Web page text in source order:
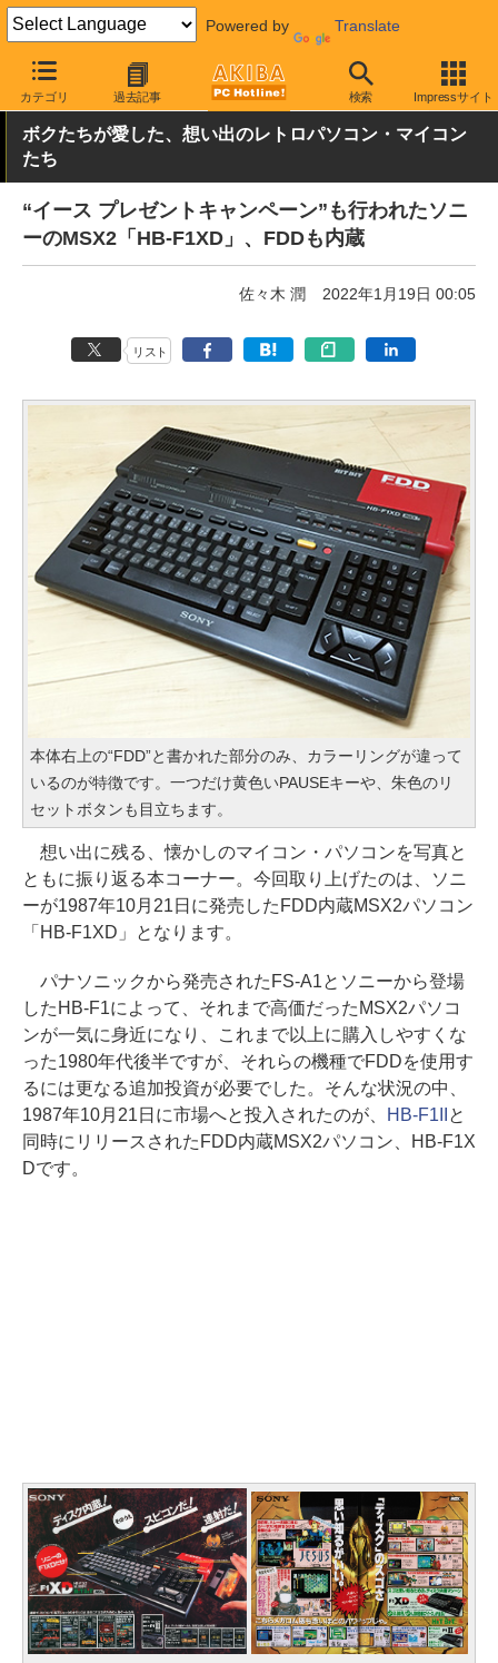
Powered by Translate
カテゴリ 過去記事 検索 Impressサイト
AKIBA PC Hotline! PC本体・ソフト その他
ボクたちが愛した、想い出のレトロパソコン・マイコン
たち
“イース プレゼントキャンペーン”も行われたソニ
ーのMSX2「HB-F1XD」、FDDも内蔵
佐々木 潤 2022年1月19日 00:05
リスト
本体右上の“FDD”と書かれた部分のみ、カラーリングが違って
いるのが特徴です。一つだけ黄色いPAUSEキーや、朱色のリ
セットボタンも目立ちます。
想い出に残る、懐かしのマイコン・パソコンを写真と
ともに振り返る本コーナー。今回取り上げたのは、ソニ
ーが1987年10月21日に発売したFDD内蔵MSX2パソコン
「HB-F1XD」となります。
パナソニックから発売されたFS-A1とソニーから登場
したHB-F1によって、それまで高価だったMSX2パソコ
ンが一気に身近になり、これまで以上に購入しやすくな
った1980年代後半ですが、それらの機種でFDDを使用す
るには更なる追加投資が必要でした。そんな状況の中、
1987年10月21日に市場へと投入されたのが、
HB-F1II
と
同時にリリースされたFDD内蔵MSX2パソコン、HB-F1X
Dです。